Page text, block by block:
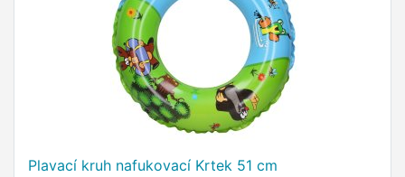
Plavací kruh nafukovací Krtek 51 cm